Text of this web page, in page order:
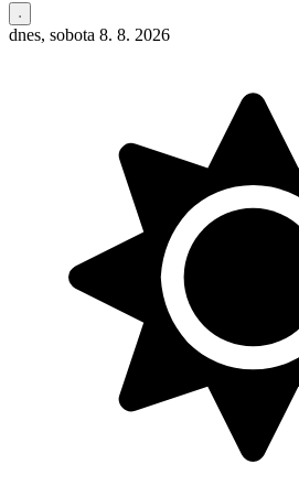
dnes, sobota 8. 8. 2026